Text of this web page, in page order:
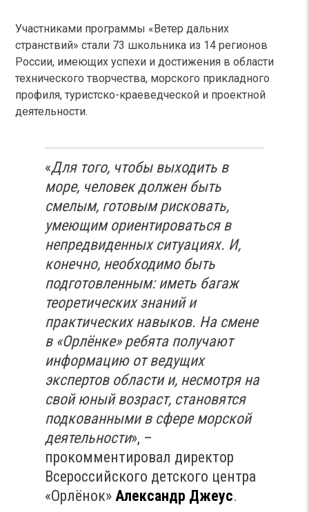
Участниками программы «Ветер дальних
странствий» стали 73 школьника из 14 регионов
России, имеющих успехи и достижения в области
технического творчества, морского прикладного
профиля, туристско-краеведческой и проектной
деятельности.
«Для того, чтобы выходить в
море, человек должен быть
смелым, готовым рисковать,
умеющим ориентироваться в
непредвиденных ситуациях. И,
конечно, необходимо быть
подготовленным: иметь багаж
теоретических знаний и
практических навыков. На смене
в «Орлёнке» ребята получают
информацию от ведущих
экспертов области и, несмотря на
свой юный возраст, становятся
подкованными в сфере морской
деятельности», –
прокомментировал директор
Всероссийского детского центра
«Орлёнок» Александр Джеус.